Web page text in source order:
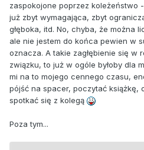
zaspokojone poprzez koleżeństwo
już zbyt wymagająca, zbyt
głęboka, itd. No, chyba, że można
ale nie jestem do końca pewien w
oznacza. A takie zagłębienie się w
związku, to już w ogóle byłoby dla
mi na to mojego cennego czasu,
pójść na spacer, poczytać książkę,
spotkać się z kolegą
Poza tym...